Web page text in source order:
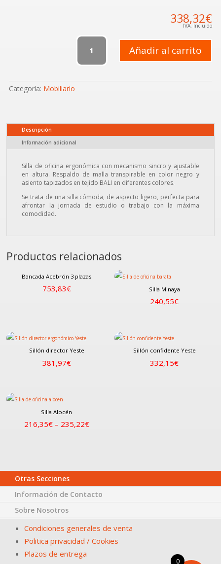
338,32€
IVA. Incluido
Silla
Cilanco
cantidad
Añadir al carrito
Categoría: Mobiliario
Descripción
Información adicional
Silla de oficina ergonómica con mecanismo sincro y ajustable
en altura. Respaldo de malla transpirable en color negro y
asiento tapizados en tejido BALI en diferentes colores.
Se trata de una silla cómoda, de aspecto ligero, perfecta para
afrontar la jornada de estudio o trabajo con la máxima
comodidad.
Productos relacionados
Bancada Acebrón 3 plazas
753,83€ Silla Minaya
240,55€
Sillón director Yeste
381,97€
Sillón confidente Yeste
332,15€
Silla Alocén
216,35€– 235,22€
Otras Secciones
Información de Contacto
Sobre Nosotros
Condiciones generales de venta
Politica privacidad / Cookies
Plazos de entrega
0